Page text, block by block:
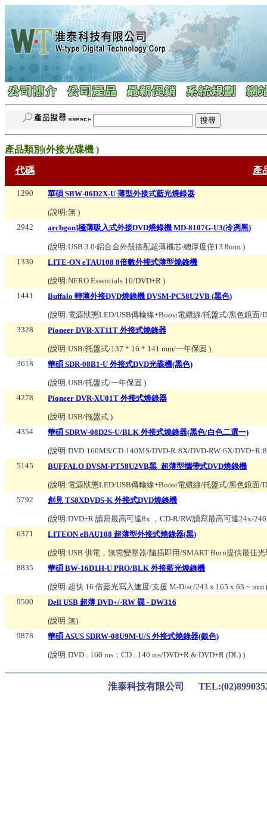
產品類別(外接光碟機 )
代碼 產
1290 華碩 SBW-06D2X-U 薄型外接式藍光燒錄器
(說明:無 )
2942
archgon]極薄吸入式外接DVD燒錄機 MD-8107G-U3(冷冽黑)
(說明:USB 3.0‧鋁合金外殼搭配超薄機芯‧總厚度僅13.8mm )
1330
LITE-ON eTAU108 8倍數外接式薄型燒錄機
(說明:NERO Essentials 10/DVD+R )
1441
Buffalo 輕薄外接DVD燒錄機 DVSM-PC58U2VB (黑色)
(說明:電源狀態LED/USB傳輸線+Boost電纜線/托盤式/黑色鏡面/
3328
Pioneer DVR-XT11T 外接式燒錄器
(說明:USB/托盤式/137 * 16 * 141 mm/一年保固 )
3618
華碩 SDR-08B1-U 外接式DVD光碟機(黑色)
(說明:USB/托盤式/一年保固 )
4278
Pioneer DVR-XU01T 外接式燒錄器
(說明:USB/拖盤式 )
4354
華碩 SDRW-08D2S-U/BLK 外接式燒錄器(黑色/白色二選一)
(說明:DVD:160MS/CD:140MS/DVD-R:8X/DVD-RW:6X/
5145
BUFFALO DVSM-PT58U2VB黑_超薄型攜帶式DVD燒錄機
(說明:電源狀態LED/USB傳輸線+Boost電纜線/托盤式/黑色鏡面/
5792
創見 TS8XDVDS-K 外接式DVD燒錄機
(說明:DVD±R 讀寫最高可達8x ，CD-R/RW讀寫最高可達24x/
6371
LITEON eBAU108 超薄型外接式燒錄器(黑)
(說明:USB 供電，無需變壓器/隨插即用/SMART Burn提供最佳
8835
華碩 BW-16D1H-U PRO/BLK 外接藍光燒錄機
(說明:超快 16 倍藍光寫入速度/支援 M-Disc/243 x 165 x 63 ~
9500
Dell USB 超薄 DVD+/-RW 碟 - DW316
(說明:無)
9878
華碩 ASUS SDRW-08U9M-U/S 外接式燒錄器(銀色)
(說明:DVD : 160 ms；CD : 140 ms/DVD+R & DVD+R (DL) )
淮泰科技有限公司